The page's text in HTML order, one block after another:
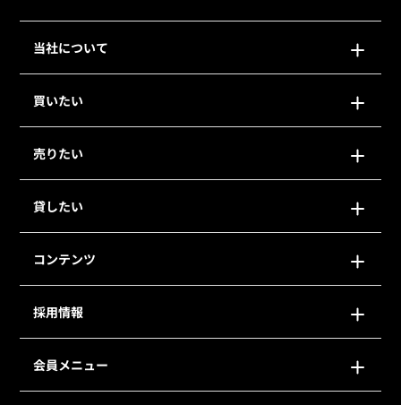
当社について
買いたい
売りたい
貸したい
コンテンツ
採用情報
会員メニュー